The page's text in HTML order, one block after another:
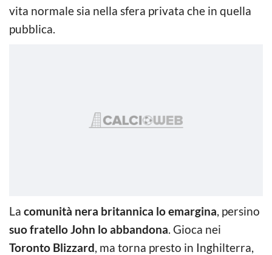
vita normale sia nella sfera privata che in quella
pubblica.
La comunità nera britannica lo emargina, persino
suo fratello John lo abbandona. Gioca nei
Toronto Blizzard, ma torna presto in Inghilterra,